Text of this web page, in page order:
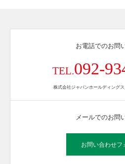
お電話でのお問
TEL.092-
株式会社ジャパンホールディング
メールでのお問
お問い合わせフ